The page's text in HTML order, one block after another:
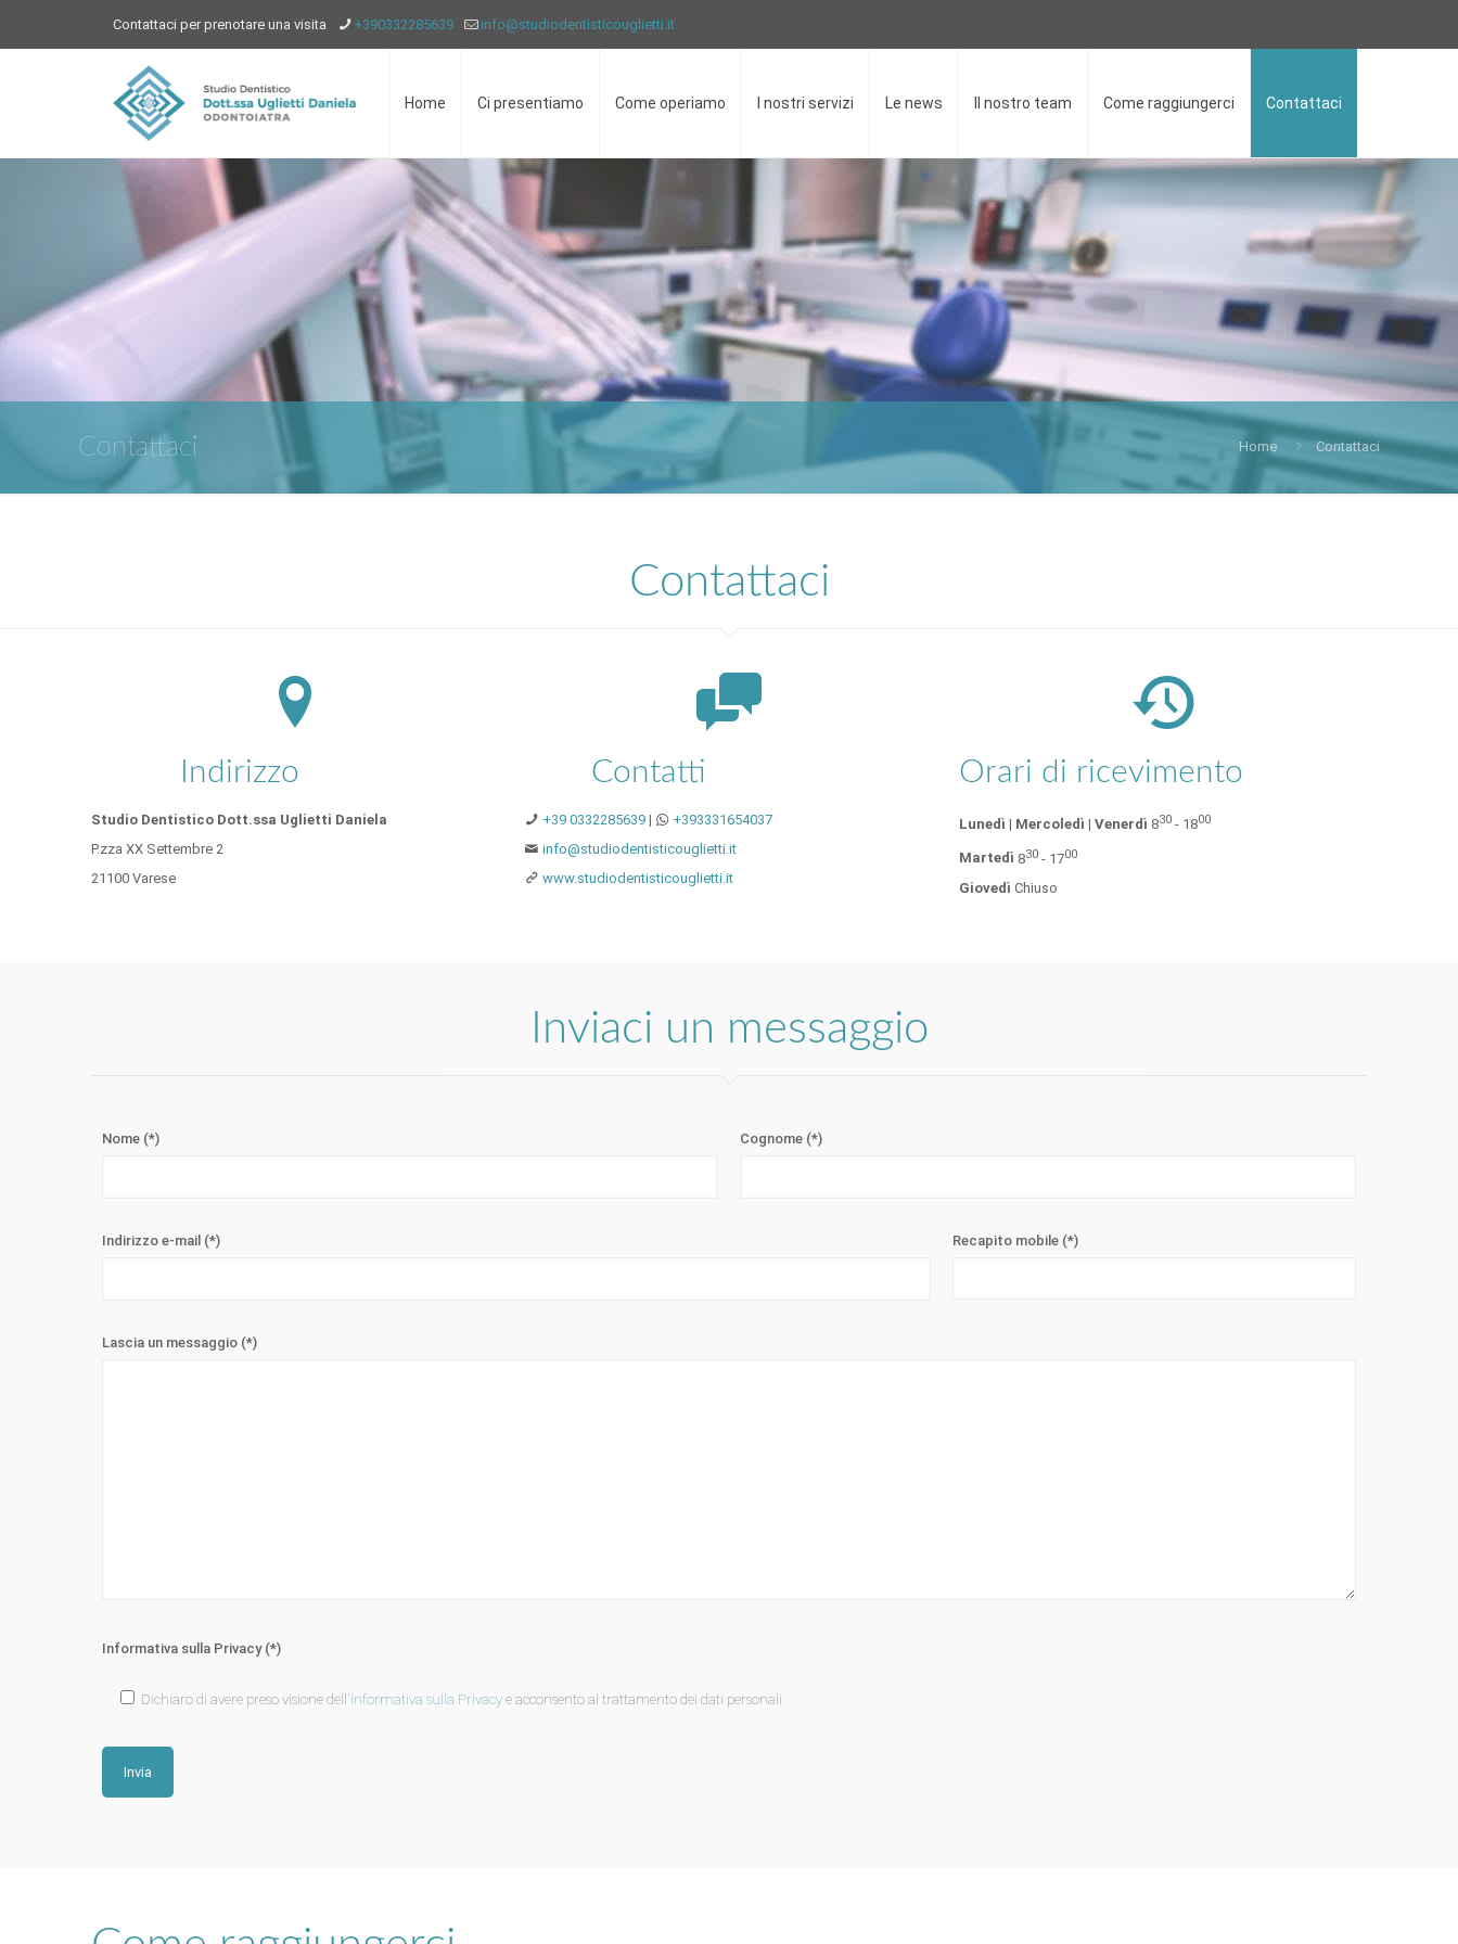
Contattaci per prenotare una visita +390332285639 info@studiodentisticouglietti.it
Home Ci presentiamo Come operiamo I nostri servizi Le news Il nostro team Come raggiungerci Contattaci
Contattaci Home Contattaci
Contattaci
Indirizzo
Studio Dentistico Dott.ssa Uglietti Daniela
P.zza XX Settembre 2
21100 Varese
Contatti
+39 0332285639|
+393331654037
info@studiodentisticouglietti.it
www.studiodentisticouglietti.it
Orari di ricevimento
Lunedì | Mercoledì | Venerdì 830- 1800
Martedì 830- 1700
Giovedì Chiuso
Inviaci un messaggio
Nome (*) Cognome (*)
Indirizzo e-mail (*) Recapito mobile (*)
Lascia un messaggio (*)
Informativa sulla Privacy (*)
Dichiaro di avere preso visione dell'Informativa sulla Privacy e acconsento al trattamento dei dati personali